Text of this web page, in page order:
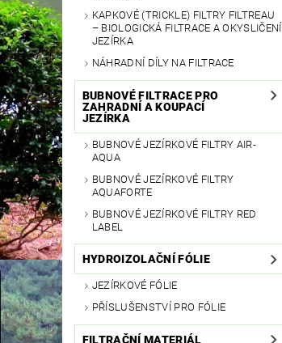
KAPKOVÉ (TRICKLE) FILTRY FILTREAU
– BIOLOGICKÁ FILTRACE A OKYSLIČENÍ
JEZÍRKA
NÁHRADNÍ DÍLY NA FILTRACE
BUBNOVÉ FILTRACE PRO
ZAHRADNÍ A KOUPACÍ
JEZÍRKA
BUBNOVÉ JEZÍRKOVÉ FILTRY AIR-
AQUA
BUBNOVÉ JEZÍRKOVÉ FILTRY
AQUAFORTE
BUBNOVÉ JEZÍRKOVÉ FILTRY RED
LABEL
HYDROIZOLAČNÍ FÓLIE
JEZÍRKOVÉ FÓLIE
PŘÍSLUŠENSTVÍ PRO FÓLIE
FILTRAČNÍ MATERIÁL